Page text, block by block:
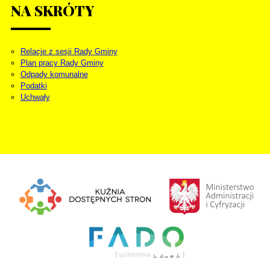
NA SKRÓTY
Relacje z sesji Rady Gminy
Plan pracy Rady Gminy
Odpady komunalne
Podatki
Uchwały